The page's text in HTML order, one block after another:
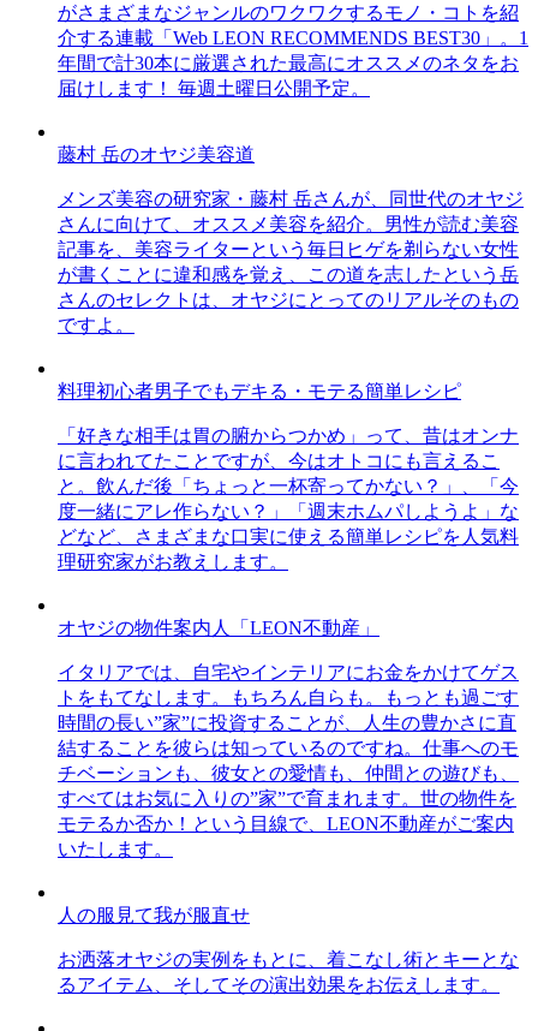
がさまざまなジャンルのワクワクするモノ・コトを紹
介する連載「Web LEON RECOMMENDS BEST30」。1
年間で計30本に厳選された最高にオススメのネタをお
届けします！ 毎週土曜日公開予定。
藤村 岳のオヤジ美容道
メンズ美容の研究家・藤村 岳さんが、同世代のオヤジ
さんに向けて、オススメ美容を紹介。男性が読む美容
記事を、美容ライターという毎日ヒゲを剃らない女性
が書くことに違和感を覚え、この道を志したという岳
さんのセレクトは、オヤジにとってのリアルそのもの
ですよ。
料理初心者男子でもデキる・モテる簡単レシピ
「好きな相手は胃の腑からつかめ」って、昔はオンナ
に言われてたことですが、今はオトコにも言えるこ
と。飲んだ後「ちょっと一杯寄ってかない？」、「今
度一緒にアレ作らない？」「週末ホムパしようよ」な
どなど、さまざまな口実に使える簡単レシピを人気料
理研究家がお教えします。
オヤジの物件案内人「LEON不動産」
イタリアでは、自宅やインテリアにお金をかけてゲス
トをもてなします。もちろん自らも。もっとも過ごす
時間の長い”家”に投資することが、人生の豊かさに直
結することを彼らは知っているのですね。仕事へのモ
チベーションも、彼女との愛情も、仲間との遊びも、
すべてはお気に入りの”家”で育まれます。世の物件を
モテるか否か！という目線で、LEON不動産がご案内
いたします。
人の服見て我が服直せ
お洒落オヤジの実例をもとに、着こなし術とキーとな
るアイテム、そしてその演出効果をお伝えします。